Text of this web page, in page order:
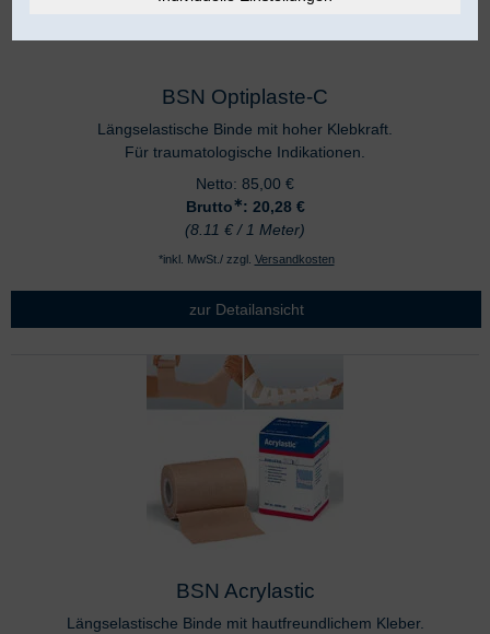
BSN Optiplaste-C
Längselastische Binde mit hoher Klebkraft.
Für traumatologische Indikationen.
Netto: 85,00 €
Brutto∗: 20,28 €
(8.11 € / 1 Meter)
*inkl. MwSt./ zzgl. Versandkosten
zur Detailansicht
BSN Acrylastic
Längselastische Binde mit hautfreundlichem Kleber.